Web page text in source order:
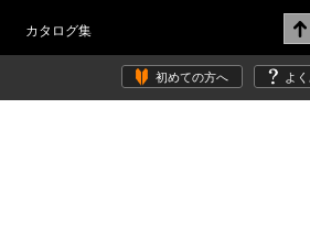
カタログ集
初めての方へ よ